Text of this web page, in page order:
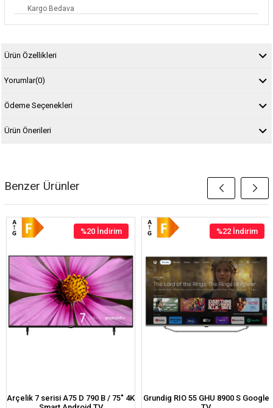
Kargo Bedava
Ürün Özellikleri
Yorumlar(0)
Ödeme Seçenekleri
Ürün Önerileri
Benzer Ürünler
Arçelik 7 serisi A75 D 790 B / 75" 4K
%20 İndirim
Grundig RIO 55 GHU 8900 S Google
%22 İndirim